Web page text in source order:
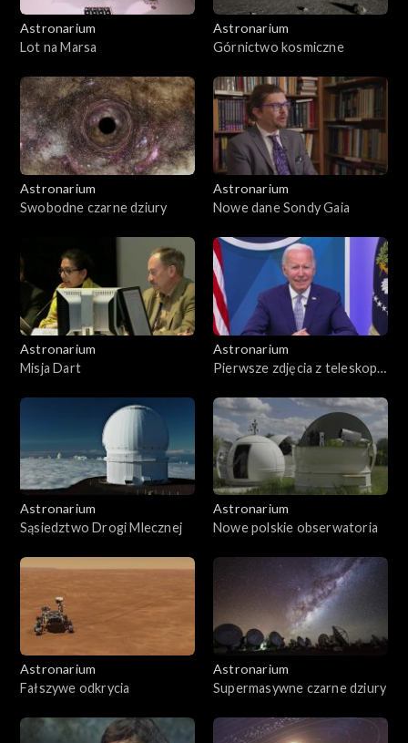
Astronarium
Lot na Marsa
Astronarium
Górnictwo kosmiczne
Astronarium
Swobodne czarne dziury
Astronarium
Nowe dane Sondy Gaia
Astronarium
Misja Dart
Astronarium
Pierwsze zdjęcia z teleskopu
Astronarium
Sąsiedztwo Drogi Mlecznej
Astronarium
Nowe polskie obserwatoria
Astronarium
Fałszywe odkrycia
Astronarium
Supermasywne czarne dziury